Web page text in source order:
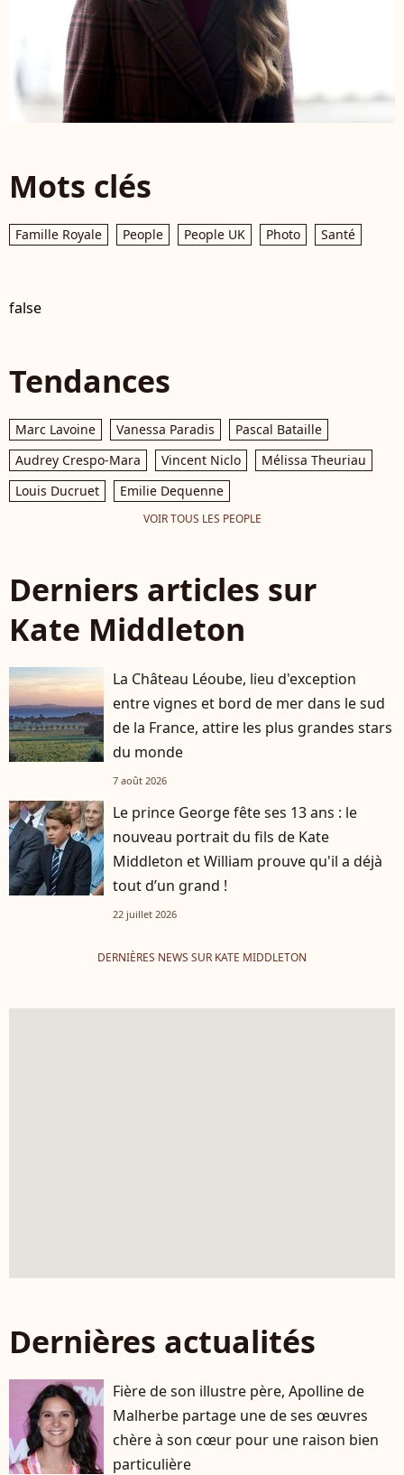
Mots clés
Famille Royale People People UK Photo Santé
false
Tendances
Marc Lavoine Vanessa Paradis
Pascal Bataille
Audrey Crespo-Mara
Vincent Niclo
Mélissa Theuriau
Louis Ducruet
Emilie Dequenne
VOIR TOUS LES PEOPLE
Derniers articles sur
Kate Middleton
La Château Léoube, lieu d'exception
entre vignes et bord de mer dans le sud
de la France, attire les plus grandes stars
du monde
7 août 2026
Le prince George fête ses 13 ans : le
nouveau portrait du fils de Kate
Middleton et William prouve qu'il a déjà
tout d’un grand !
22 juillet 2026
DERNIÈRES NEWS SUR KATE MIDDLETON
Dernières actualités
Fière de son illustre père, Apolline de
Malherbe partage une de ses œuvres
chère à son cœur pour une raison bien
particulière